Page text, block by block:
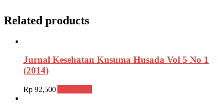
Related products
Jurnal Kesehatan Kusuma Husada Vol 5 No 1
(2014)
Rp 92,500